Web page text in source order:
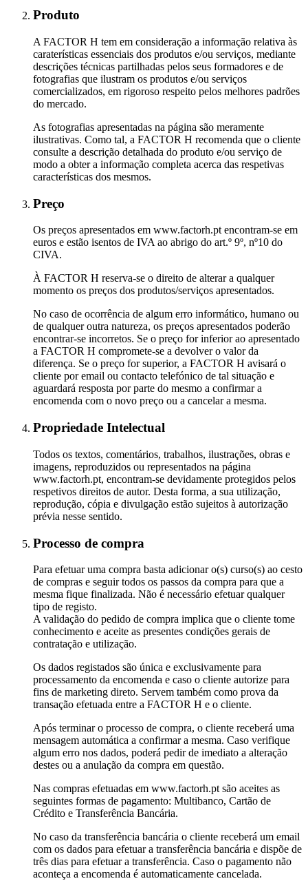
Produto
A FACTOR H tem em consideração a informação relativa às
caraterísticas essenciais dos produtos e/ou serviços, mediante
descrições técnicas partilhadas pelos seus formadores e de
fotografias que ilustram os produtos e/ou serviços
comercializados, em rigoroso respeito pelos melhores padrões
do mercado.
As fotografias apresentadas na página são meramente
ilustrativas. Como tal, a FACTOR H recomenda que o cliente
consulte a descrição detalhada do produto e/ou serviço de
modo a obter a informação completa acerca das respetivas
características dos mesmos.
Preço
Os preços apresentados em www.factorh.pt encontram-se em
euros e estão isentos de IVA ao abrigo do art.º 9º, nº10 do
CIVA.
À FACTOR H reserva-se o direito de alterar a qualquer
momento os preços dos produtos/serviços apresentados.
No caso de ocorrência de algum erro informático, humano ou
de qualquer outra natureza, os preços apresentados poderão
encontrar-se incorretos. Se o preço for inferior ao apresentado
a FACTOR H compromete-se a devolver o valor da
diferença. Se o preço for superior, a FACTOR H avisará o
cliente por email ou contacto telefónico de tal situação e
aguardará resposta por parte do mesmo a confirmar a
encomenda com o novo preço ou a cancelar a mesma.
Propriedade Intelectual
Todos os textos, comentários, trabalhos, ilustrações, obras e
imagens, reproduzidos ou representados na página
www.factorh.pt, encontram-se devidamente protegidos pelos
respetivos direitos de autor. Desta forma, a sua utilização,
reprodução, cópia e divulgação estão sujeitos à autorização
prévia nesse sentido.
Processo de compra
Para efetuar uma compra basta adicionar o(s) curso(s) ao cesto
de compras e seguir todos os passos da compra para que a
mesma fique finalizada. Não é necessário efetuar qualquer
tipo de registo.
A validação do pedido de compra implica que o cliente tome
conhecimento e aceite as presentes condições gerais de
contratação e utilização.
Os dados registados são única e exclusivamente para
processamento da encomenda e caso o cliente autorize para
fins de marketing direto. Servem também como prova da
transação efetuada entre a FACTOR H e o cliente.
Após terminar o processo de compra, o cliente receberá uma
mensagem automática a confirmar a mesma. Caso verifique
algum erro nos dados, poderá pedir de imediato a alteração
destes ou a anulação da compra em questão.
Nas compras efetuadas em www.factorh.pt são aceites as
seguintes formas de pagamento: Multibanco, Cartão de
Crédito e Transferência Bancária.
No caso da transferência bancária o cliente receberá um email
com os dados para efetuar a transferência bancária e dispõe de
três dias para efetuar a transferência. Caso o pagamento não
aconteça a encomenda é automaticamente cancelada.